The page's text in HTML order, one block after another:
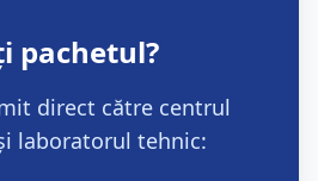
pachetul?
direct către centrul
laboratorul tehnic: